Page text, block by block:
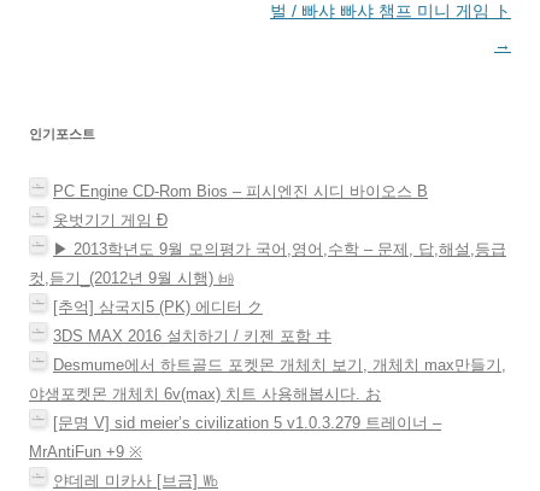
벌 / 빠샤 빠샤 챔프 미니 게임 ト
→
인기포스트
PC Engine CD-Rom Bios – 피시엔진 시디 바이오스 Β
옷벗기기 게임 Ð
▶ 2013학년도 9월 모의평가 국어,영어,수학 – 문제, 답,해설,등급
컷,듣기_(2012년 9월 시행) ㈓
[추억] 삼국지5 (PK) 에디터 ク
3DS MAX 2016 설치하기 / 키젠 포함 ヰ
Desmume에서 하트골드 포켓몬 개체치 보기, 개체치 max만들기,
야생포켓몬 개체치 6v(max) 치트 사용해봅시다. お
[문명 V] sid meier’s civilization 5 v1.0.3.279 트레이너 –
MrAntiFun +9 ※
얀데레 미카사 [브금] ㏝